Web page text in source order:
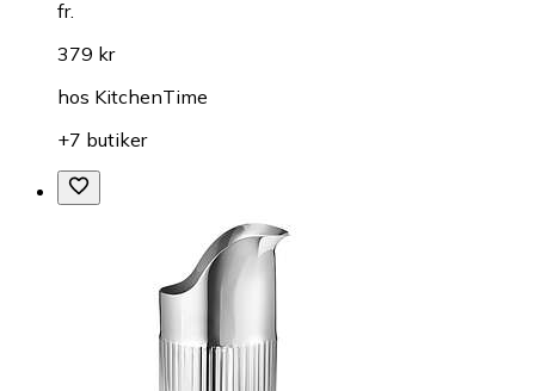
fr.
379 kr
hos KitchenTime
+7 butiker